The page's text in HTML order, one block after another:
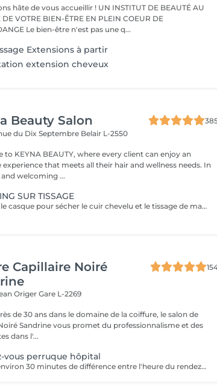
vous accueillir ! UN INSTITUT DE BEAUTÉ AU
DE VOTRE BIEN-ÊTRE EN PLEIN COEUR DE
DIFFERDANGE Le bien-être n'est pas une q...
Extensions à partir
extension cheveux
Beauty Salon
du Dix Septembre Belair L-2550
to KEYNA BEAUTY, where every client can enjoy an
experience that meets all their hair and wellness needs. In
welcoming ...
SUR TISSAGE
Mis sous le casque pour sécher le cuir chevelu et le tissage de manière efficace et confortable. Un diagnostic sur mesure + shampooing nourrissant, masque hydratant ,coiffage sérum et fixation finale. Important: cheveux sans tresse ni noeuds à l'arrivée; tout noeuds ou tressage entraîne l'annulation et 50% de la prestation est retenu. Toute arrivée retardée de 15-30 minutes ou plus entraînera l'annulation automatique du rendez-vous.
Capillaire Noiré
OrigerGare L-2269
de 30 ans dans le domaine de la coiffure, le salon de
Sandrine vous promet du professionnalisme et des
dans l'...
vous perruque hôpital
Prévoir environ 30 minutes de différence entre l'heure du rendez-vous sur le planning et l'arrivée à l'hôpital (le temps nécessaire pour faire le déplacement)